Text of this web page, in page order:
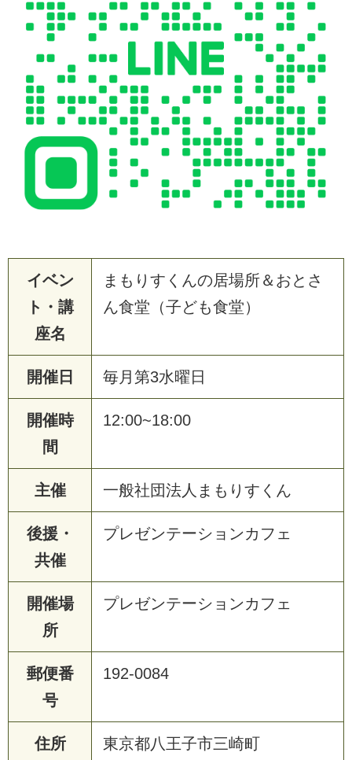
イベン
ト・講
座名
まもりすくんの居場所＆おとさ
ん食堂（子ども食堂）
開催日 毎月第3水曜日
開催時
間
12:00~18:00
主催 一般社団法人まもりすくん
後援・
共催
プレゼンテーションカフェ
開催場
所
プレゼンテーションカフェ
郵便番
号
192-0084
住所 東京都八王子市三崎町